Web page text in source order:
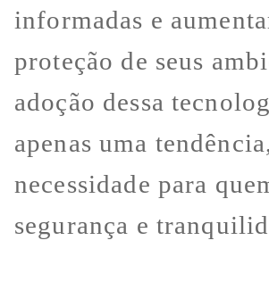
informadas e
proteção de seus
adoção dessa
apenas uma
necessidade para
segurança e